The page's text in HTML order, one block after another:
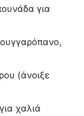
για
(άνοιξε
χαλιά